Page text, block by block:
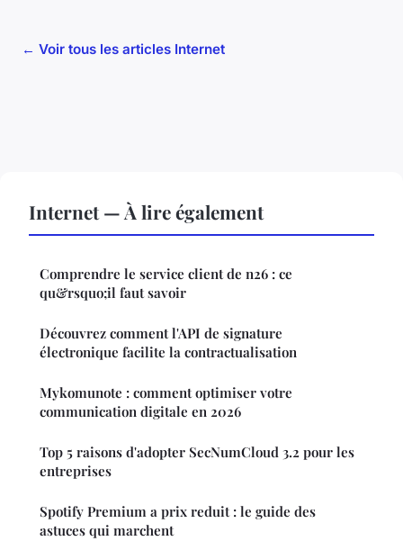
← Voir tous les articles Internet
Internet — À lire également
Comprendre le service client de n26 : ce
qu&rsquo;il faut savoir
Découvrez comment l'API de signature
électronique facilite la contractualisation
Mykomunote : comment optimiser votre
communication digitale en 2026
Top 5 raisons d'adopter SecNumCloud 3.2 pour les
entreprises
Spotify Premium a prix reduit : le guide des
astuces qui marchent